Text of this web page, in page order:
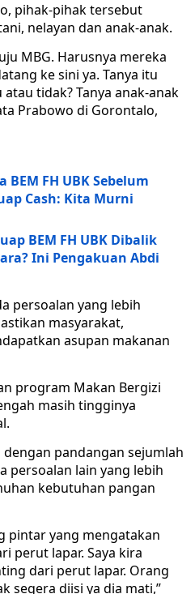
pihak-pihak tersebut
nelayan dan anak-anak.
MBG. Harusnya mereka
ke sini ya. Tanya itu
tidak? Tanya anak-anak
Prabowo di Gorontalo,
FH UBK Sebelum
Cash: Kita Murni
BEM FH UBK Dibalik
Ini Pengakuan Abdi
persoalan yang lebih
masyarakat,
asupan makanan
program Makan Bergizi
masih tingginya
pandangan sejumlah
persoalan lain yang lebih
kebutuhan pangan
pintar yang mengatakan
perut lapar. Saya kira
dari perut lapar. Orang
segera diisi ya dia mati,”